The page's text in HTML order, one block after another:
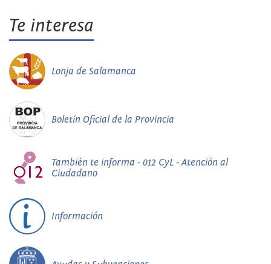
Te interesa
Lonja de Salamanca
Boletín Oficial de la Provincia
También te informa - 012 CyL - Atención al
Ciudadano
Información